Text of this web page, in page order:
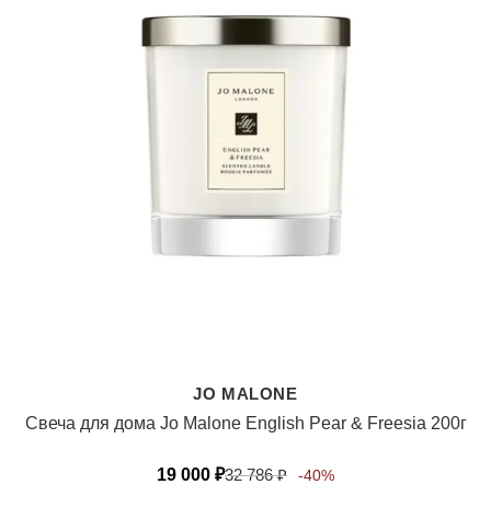
JO MALONE
Свеча для дома Jo Malone English Pear & Freesia 200г
19 000 ₽32 786₽ -40%